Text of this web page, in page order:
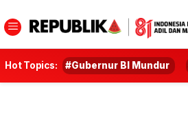
Hot Topics: #Gubernur BI Mundur